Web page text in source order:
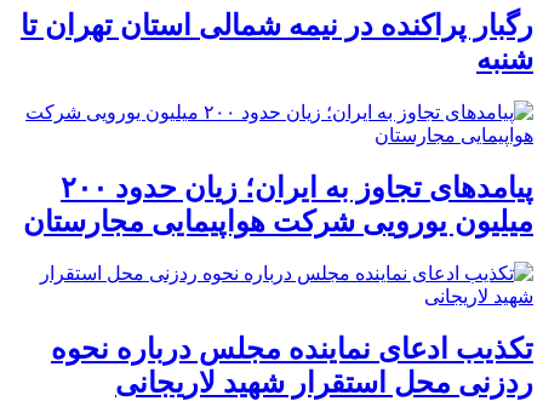
رگبار پراکنده در نیمه شمالی استان تهران تا
شنبه
پیامدهای تجاوز به ایران؛ زیان حدود ۲۰۰
میلیون یورویی شرکت هواپیمایی مجارستان
تکذیب ادعای نماینده مجلس درباره نحوه
ردزنی محل استقرار شهید لاریجانی